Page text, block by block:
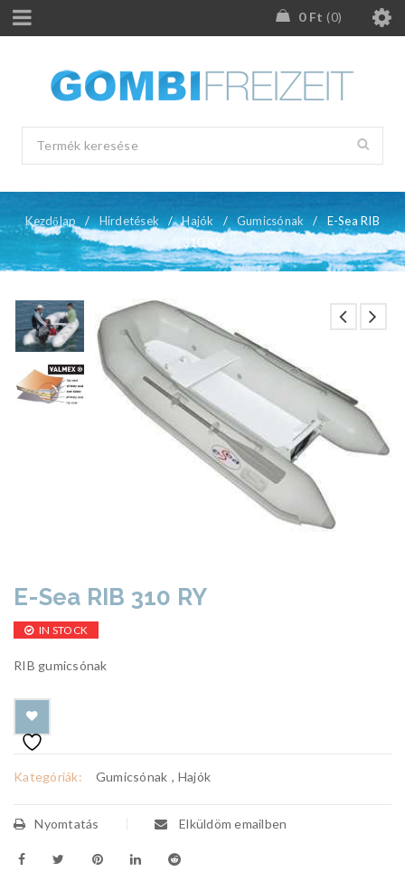
0 Ft 0
Kezdőlap / Hirdetések / Hajók / Gumicsónak /
E-Sea RIB
310 RY
E-Sea RIB 310 RY
IN STOCK
RIB gumicsónak
Kategóriák: Gumicsónak , Hajók
Nyomtatás Elküldöm emailben